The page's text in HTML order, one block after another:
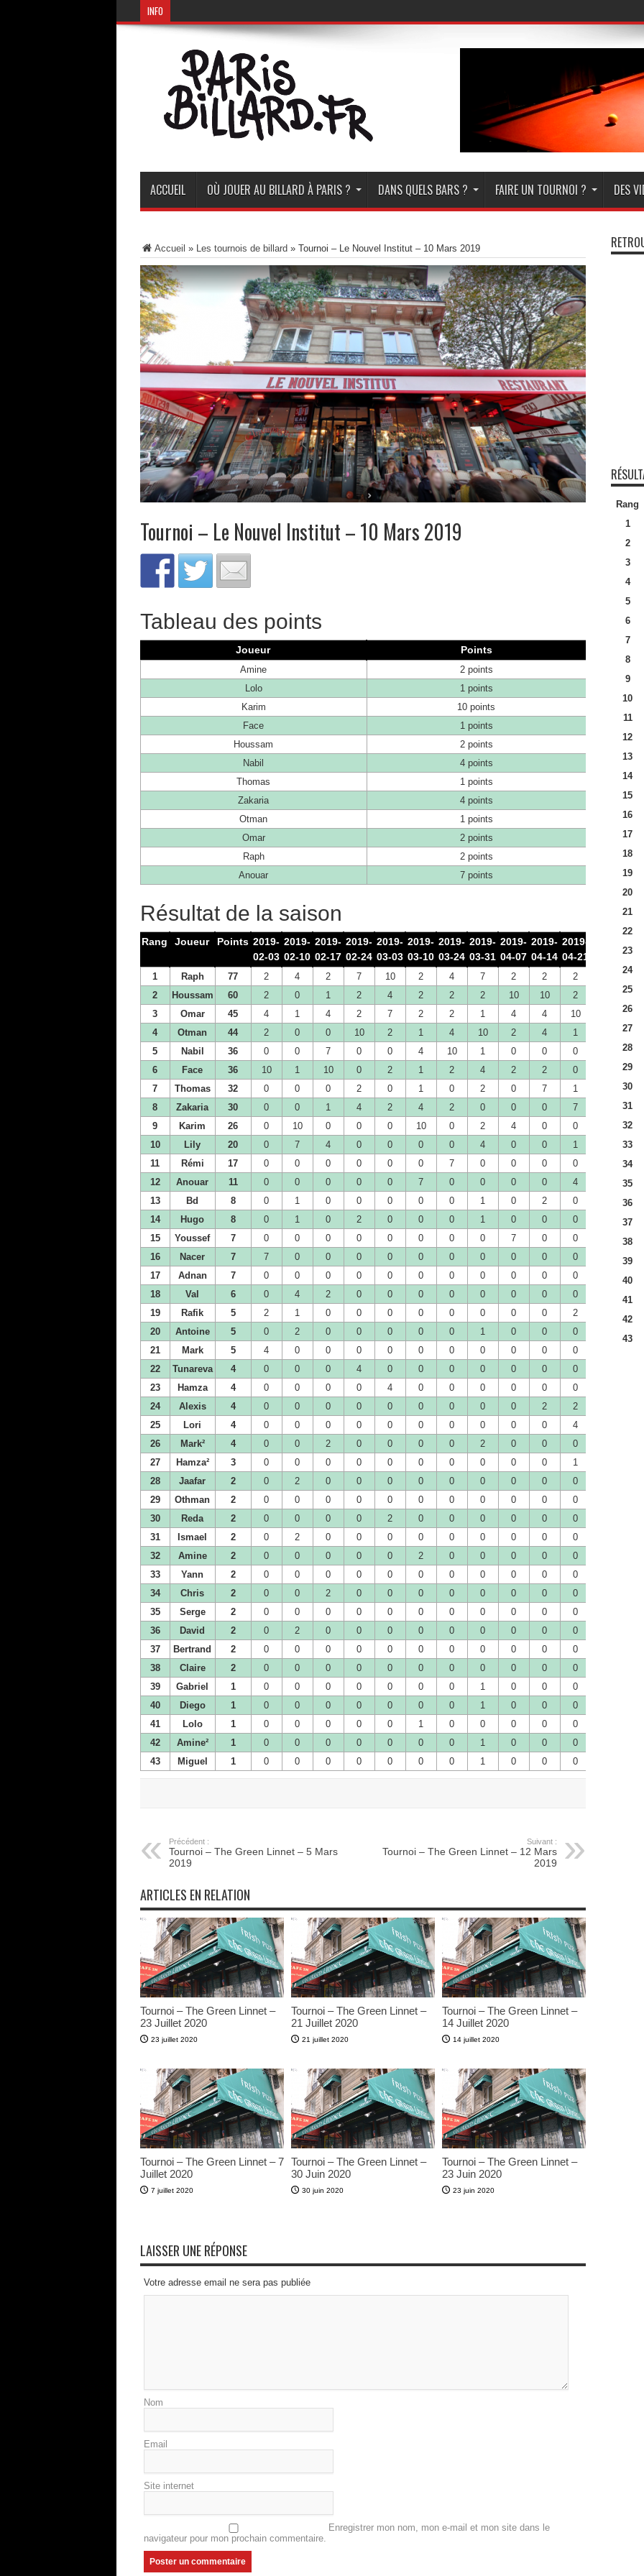
INFO
ACCUEIL OÙ JOUER AU BILLARD À PARIS ? DANS QUELS BARS ? FAIRE UN TOURNOI ? DES
Accueil » Les tournois de billard » Tournoi – Le Nouvel Institut – 10 Mars 2019
Tournoi – Le Nouvel Institut – 10 Mars 2019
Tableau des points
Joueur Points
Amine
2 points
Lolo
1 points
Karim
10 points
Face
1 points
Houssam
2 points
Nabil
4 points
Thomas
1 points
Zakaria
4 points
Otman
1 points
Omar
2 points
Raph
2 points
Anouar
7 points
Résultat de la saison
Rang Joueur Points 2019-
02-03
2019-
02-10
2019-
02-17
2019-
02-24
2019-
03-03
2019-
03-10
2019-
03-24
2019-
03-31
2019-
04-07
2019-
04-14
2019-
04-21
05-12
1 Raph 77 2 4 2 7 10 2 4 7 2 2 2
2
Houssam 60 2 0 1 2 4 2 2 2 10 10 2
3
Omar 45 4 1 4 2 7 2 2 1 4 4 10
4
Otman 44 2 0 0 10 2 1 4 10 2 4 1
5
Nabil 36 0 0 7 0 0 4 10 1 0 0 0
6
Face 36 10 1 10 0 2 1 2 4 2 2 0
7
Thomas 32 0 0 0 2 0 1 0 2 0 7 1
8
Zakaria 30 0 0 1 4 2 4 2 0 0 0 7
9
Karim 26 0 10 0 0 0 10 0 2 4 0 0
10
Lily 20 0 7 4 0 0 0 0 4 0 0 1
11
Rémi 17 0 0 0 0 0 0 7 0 0 0 0
12
Anouar 11 0 0 0 0 0 7 0 0 0 0 4
13
Bd 8 0 1 0 0 0 0 0 1 0 2 0
14
Hugo 8 0 1 0 2 0 0 0 1 0 0 0
15
Youssef 7 0 0 0 0 0 0 0 0 7 0 0
16
Nacer 7 7 0 0 0 0 0 0 0 0 0 0
17
Adnan 7 0 0 0 0 0 0 0 0 0 0 0
18
Val 6 0 4 2 0 0 0 0 0 0 0 0
19
Rafik 5 2 1 0 0 0 0 0 0 0 0 2
20
Antoine 5 0 2 0 0 0 0 0 1 0 0 0
21
Mark 5 4 0 0 0 0 0 0 0 0 0 0
22
Tunareva 4 0 0 0 4 0 0 0 0 0 0 0
23
Hamza 4 0 0 0 0 4 0 0 0 0 0 0
24
Alexis 4 0 0 0 0 0 0 0 0 0 2 2
25
Lori 4 0 0 0 0 0 0 0 0 0 0 4
26
Mark² 4 0 0 2 0 0 0 0 2 0 0 0
27
Hamza² 3 0 0 0 0 0 0 0 0 0 0 1
28
Jaafar 2 0 2 0 0 0 0 0 0 0 0 0
29
Othman 2 0 0 0 0 0 0 0 0 0 0 0
30
Reda 2 0 0 0 0 2 0 0 0 0 0 0
31
Ismael 2 0 2 0 0 0 0 0 0 0 0 0
32
Amine 2 0 0 0 0 0 2 0 0 0 0 0
33
Yann 2 0 0 0 0 0 0 0 0 0 0 0
34
Chris 2 0 0 2 0 0 0 0 0 0 0 0
35
Serge 2 0 0 0 0 0 0 0 0 0 0 0
36
David 2 0 2 0 0 0 0 0 0 0 0 0
37
Bertrand 2 0 0 0 0 0 0 0 0 0 0 0
38
Claire 2 0 0 0 0 0 0 0 0 0 0 0
39
Gabriel 1 0 0 0 0 0 0 0 1 0 0 0
40
Diego 1 0 0 0 0 0 0 0 1 0 0 0
41
Lolo 1 0 0 0 0 0 1 0 0 0 0 0
42
Amine² 1 0 0 0 0 0 0 0 1 0 0 0
43
Miguel 1 0 0 0 0 0 0 0 1 0 0 0
Précédent :
Tournoi – The Green Linnet – 5 Mars
2019
Suivant :
Tournoi – The Green Linnet – 12 Mars
2019
ARTICLES EN RELATION
Tournoi – The Green Linnet –
23 Juillet 2020
23 juillet 2020
Tournoi – The Green Linnet –
21 Juillet 2020
21 juillet 2020
Tournoi – The Green Linnet –
14 Juillet 2020
14 juillet 2020
Tournoi – The Green Linnet – 7
Juillet 2020
7 juillet 2020
Tournoi – The Green Linnet –
30 Juin 2020
30 juin 2020
Tournoi – The Green Linnet –
23 Juin 2020
23 juin 2020
LAISSER UNE RÉPONSE
Votre adresse email ne sera pas publiée
Nom
Email
Site internet
Enregistrer mon nom, mon e-mail et mon site dans le
navigateur pour mon prochain commentaire.
Rang
1
2
3
4
5
6
7
8
9
10
11
12
13
14
15
16
17
18
19
20
21
22
23
24
25
26
27
28
29
30
31
32
33
34
35
36
37
38
39
40
41
42
43